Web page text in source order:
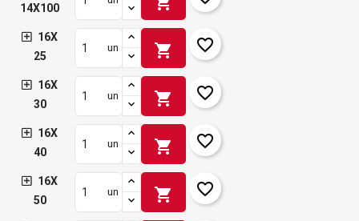
14X100
16X
25
un shopping_cart favorite_border
16X
30
un shopping_cart favorite_border
16X
40
un shopping_cart favorite_border
16X
50
un shopping_cart favorite_border